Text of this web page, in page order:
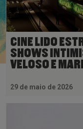
CINE LIDO
SHOWS
VELOSO E
29 de maio de 2026